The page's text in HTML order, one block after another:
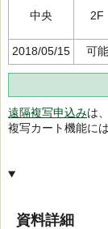
中央 2F
2018/05/15 可能
遠隔複写申込みは
複写カート機能に
資料詳細